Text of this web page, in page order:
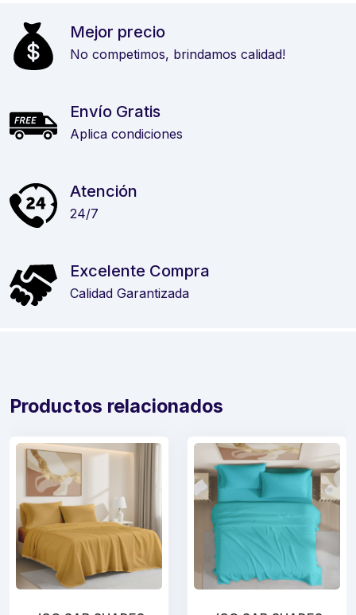
Mejor precio
No competimos, brindamos calidad!
Envío Gratis
Aplica condiciones
Atención
24/7
Excelente Compra
Calidad Garantizada
Productos relacionados